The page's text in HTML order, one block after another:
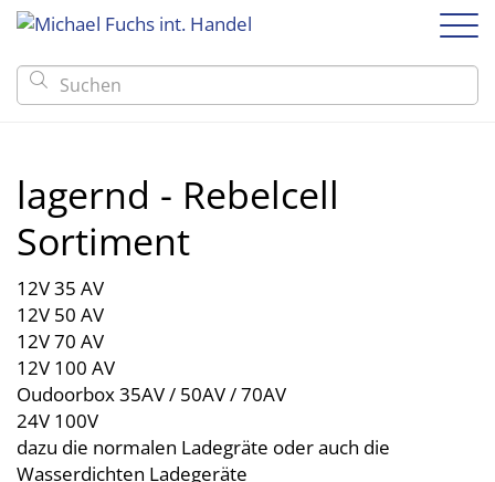
Alu-Boote
Marine
VIZION
BREMA Aluboote
Alumacraft
Alaska boats
Selbstlenzende Aluboote
Schlauch-Boote
Kajaks
Kanus
Boots-Zubehör
Echolote
Anhänger ungebremst
Anhänger gebremst
Trailer-Zubehör
Motoren
Zubehör
Boots-Zubehör
Echolote
Trailer-Zubehör
Immobilien am See
Kontakt & Anfahrt

lagernd - Rebelcell
Sortiment
12V 35 AV
12V 50 AV
12V 70 AV
12V 100 AV
Oudoorbox 35AV / 50AV / 70AV
24V 100V
dazu die normalen Ladegräte oder auch die
Wasserdichten Ladegeräte